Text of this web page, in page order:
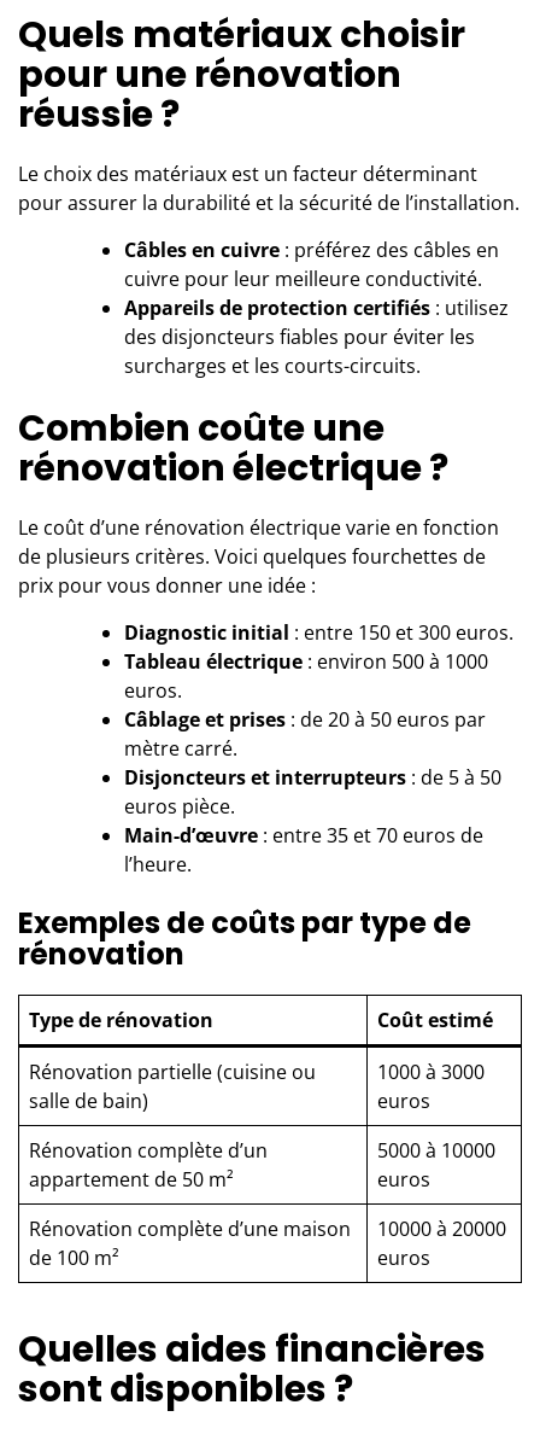
Quels matériaux choisir
pour une rénovation
réussie ?
Le choix des matériaux est un facteur déterminant
pour assurer la durabilité et la sécurité de l’installation.
Câbles en cuivre : préférez des câbles en
cuivre pour leur meilleure conductivité.
Appareils de protection certifiés : utilisez
des disjoncteurs fiables pour éviter les
surcharges et les courts-circuits.
Combien coûte une
rénovation électrique ?
Le coût d’une rénovation électrique varie en fonction
de plusieurs critères. Voici quelques fourchettes de
prix pour vous donner une idée :
Diagnostic initial : entre 150 et 300 euros.
Tableau électrique : environ 500 à 1000
euros.
Câblage et prises : de 20 à 50 euros par
mètre carré.
Disjoncteurs et interrupteurs : de 5 à 50
euros pièce.
Main-d’œuvre : entre 35 et 70 euros de
l’heure.
Exemples de coûts par type de
rénovation
Type de rénovation
Coût estimé
Rénovation partielle (cuisine ou
salle de bain)
1000 à 3000
euros
Rénovation complète d’un
appartement de 50 m²
5000 à 10000
euros
Rénovation complète d’une maison
de 100 m²
10000 à 20000
euros
Quelles aides financières
sont disponibles ?